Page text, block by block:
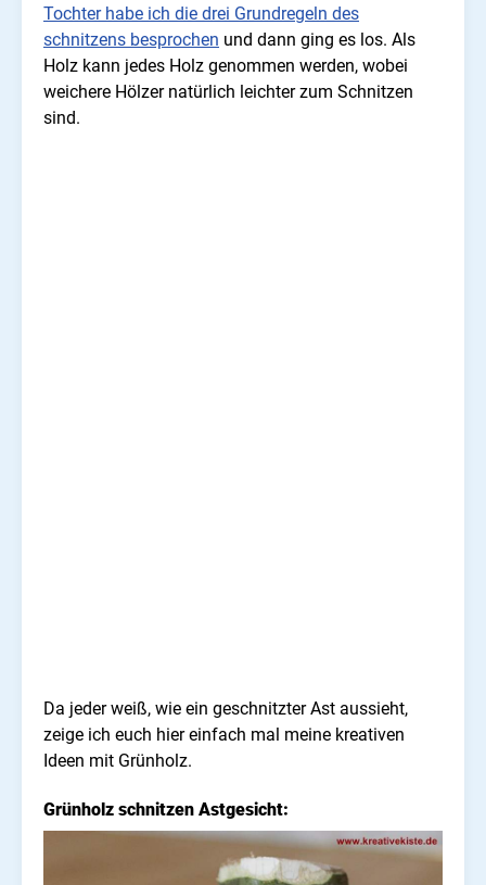
Tochter habe ich die drei Grundregeln des
schnitzens besprochen und dann ging es los. Als
Holz kann jedes Holz genommen werden, wobei
weichere Hölzer natürlich leichter zum Schnitzen
sind.
Da jeder weiß, wie ein geschnitzter Ast aussieht,
zeige ich euch hier einfach mal meine kreativen
Ideen mit Grünholz.
Grünholz schnitzen Astgesicht: